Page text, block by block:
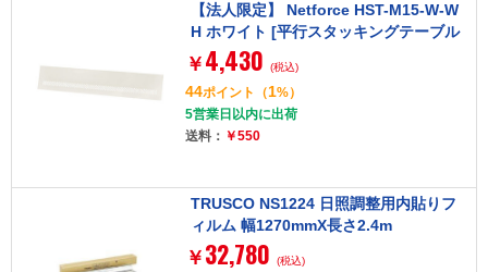
【法人限定】 Netforce HST-M15-W-W
H ホワイト [平行スタッキングテーブル
棚なし 幅1500専用幕板]
￥ 4,430 (税込)
44ポイント （1%）
5営業日以内に出荷
送料： ￥550
TRUSCO NS1224 日照調整用内貼りフ
ィルム 幅1270mmX長さ2.4m
￥ 32,780 (税込)